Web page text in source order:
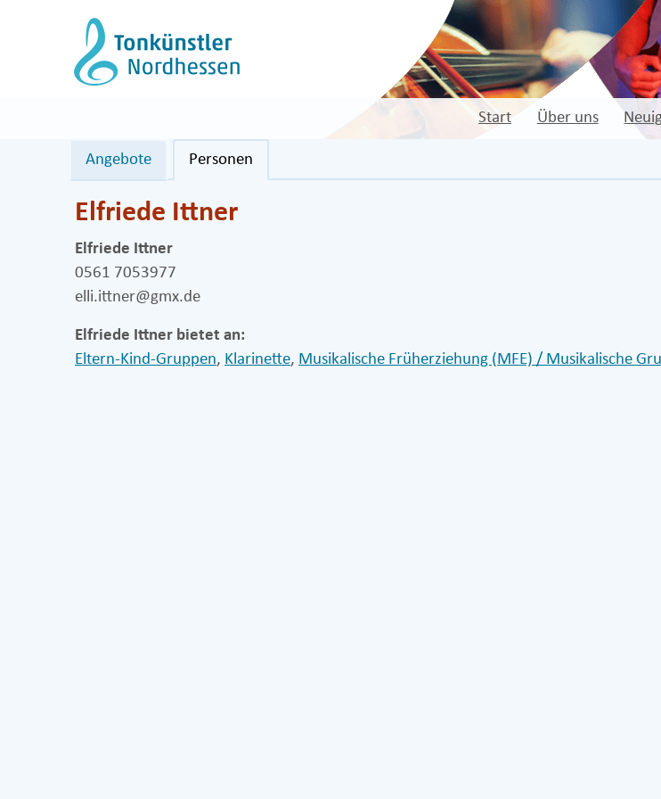
Start Über uns
Angebote Personen
Elfriede Ittner
Elfriede Ittner
0561 7053977
elli.ittner@gmx.de
Elfriede Ittner bietet an:
Eltern-Kind-Gruppen, Klarinette, Musikalische Früherziehung (MFE) / Musikalische